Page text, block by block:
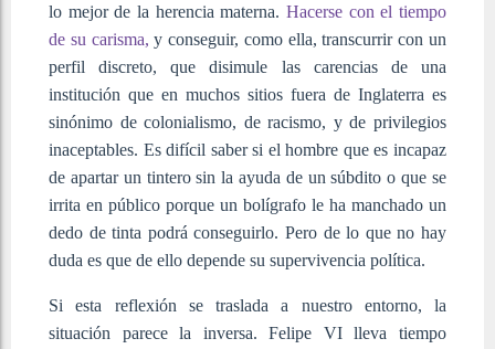
lo mejor de la herencia materna. Hacerse con el tiempo
de su carisma,y conseguir, como ella, transcurrir con un
perfil discreto, que disimule las carencias de una
institución que en muchos sitios fuera de Inglaterra es
sinónimo de colonialismo, de racismo, y de privilegios
inaceptables. Es difícil saber si el hombre que es incapaz
de apartar un tintero sin la ayuda de un súbdito o que se
irrita en público porque un bolígrafo le ha manchado un
dedo de tinta podrá conseguirlo. Pero de lo que no hay
duda es que de ello depende su supervivencia política.
Si esta reflexión se traslada a nuestro entorno, la
situación parece la inversa. Felipe VI lleva tiempo